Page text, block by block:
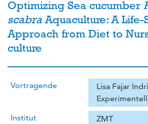
Optimizing Sea cucumber
scabra Aquaculture: A Life-
Approach from Diet to
culture
Vortragende
Lisa Fajar
Institut
ZMT